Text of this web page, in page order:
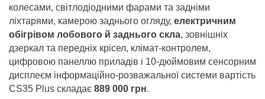
колесами, світлодіодними фарами та задніми
ліхтарями, камерою заднього огляду, електричним
обігрівом лобового й заднього скла, зовнішніх
дзеркал та передніх крісел, клімат-контролем,
цифровою панеллю приладів і 10-дюймовим сенсорним
дисплеєм інформаційно-розважальної системи вартість
CS35 Plus складає 889 000 грн.